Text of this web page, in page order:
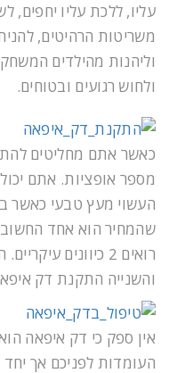
עליו, ללכת עליו
משריטות הרהיטים,
וליהנות מהילדים
ולחוש רגועים ובטוחים.
כאשר אתם מחליטים
מספר אופציות. אתם
העשוי מעץ טבעי כאשר
שהמחיר הוא אחד
רואים 2 כיוונים עיקריים. האחד הוא התקנת
והשנייה התקנת דק
אין ספק כי דק איפאה
העומדות לפניכם אך